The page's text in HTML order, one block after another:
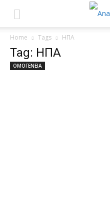
Home Tags ΗΠΑ
Tag: ΗΠΑ
ΟΜΟΓΕΝΕΙΑ